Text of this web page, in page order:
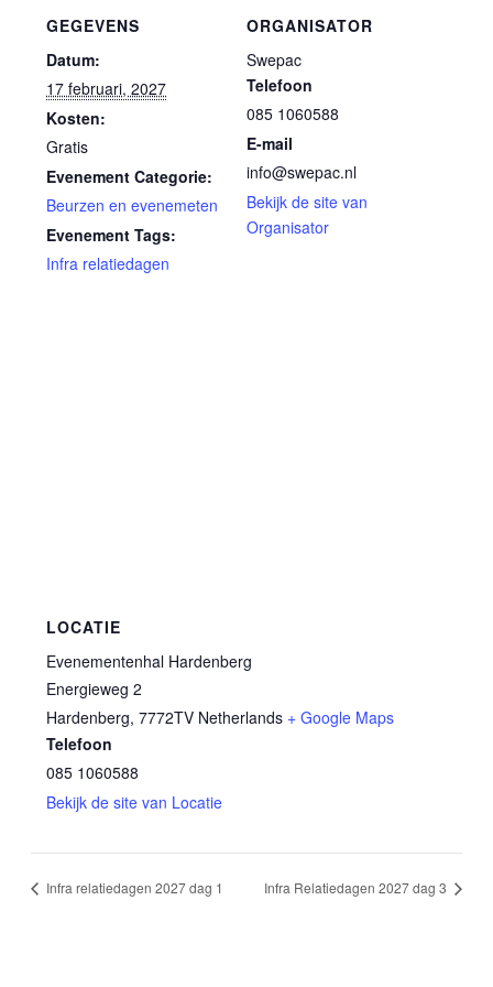
GEGEVENS
Datum:
17 februari, 2027
Kosten:
Gratis
Evenement Categorie:
Beurzen en evenemeten
Evenement Tags:
Infra relatiedagen
ORGANISATOR
Swepac
Telefoon
085 1060588
E-mail
info@swepac.nl
Bekijk de site van
Organisator
LOCATIE
Evenementenhal Hardenberg
Energieweg 2
Hardenberg, 7772TV Netherlands + Google Maps
Telefoon
085 1060588
Bekijk de site van Locatie
Infra relatiedagen 2027 dag 1 Infra Relatiedagen 2027 dag 3